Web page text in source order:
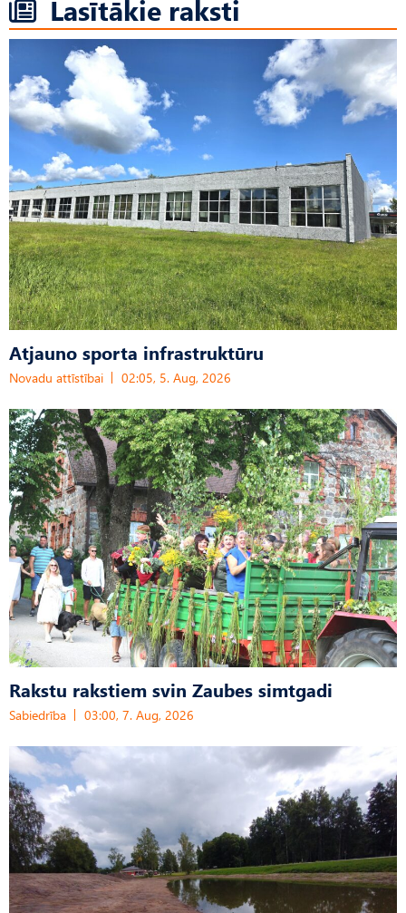
Lasītākie raksti
Atjauno sporta infrastruktūru
Novadu attīstībai 02:05, 5. Aug, 2026
Rakstu rakstiem svin Zaubes simtgadi
Sabiedrība 03:00, 7. Aug, 2026